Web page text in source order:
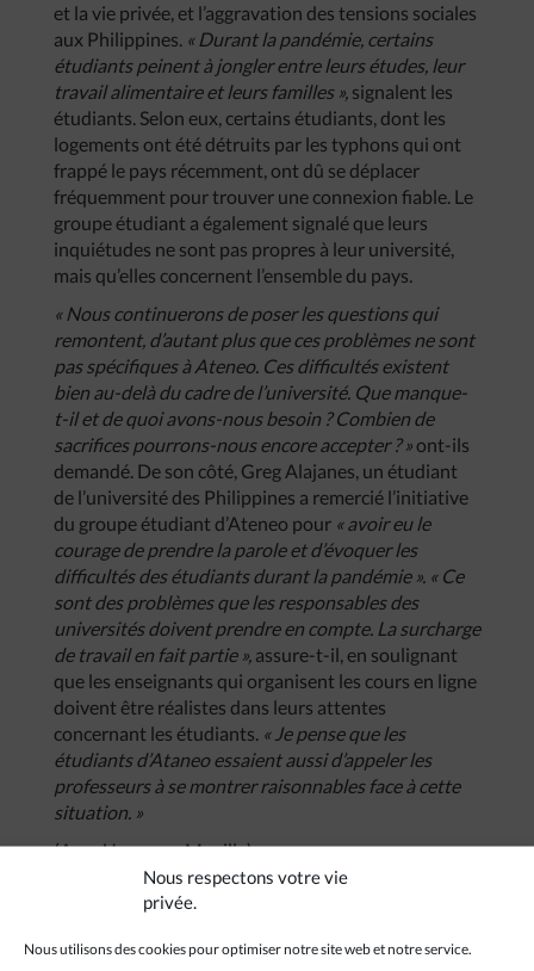
Nous respectons votre vie
privée.
Nous utilisons des cookies pour optimiser notre site web et notre service.
et la vie privée, et l’aggravation des tensions sociales
aux Philippines. « Durant la pandémie, certains
étudiants peinent à jongler entre leurs études, leur
travail alimentaire et leurs familles », signalent les
étudiants. Selon eux, certains étudiants, dont les
logements ont été détruits par les typhons qui ont
frappé le pays récemment, ont dû se déplacer
fréquemment pour trouver une connexion fiable. Le
groupe étudiant a également signalé que leurs
inquiétudes ne sont pas propres à leur université,
mais qu’elles concernent l’ensemble du pays.
« Nous continuerons de poser les questions qui
remontent, d’autant plus que ces problèmes ne sont
pas spécifiques à Ateneo. Ces difficultés existent
bien au-delà du cadre de l’université. Que manque-
t-il et de quoi avons-nous besoin ? Combien de
sacrifices pourrons-nous encore accepter ? »ont-ils
demandé. De son côté, Greg Alajanes, un étudiant
de l’université des Philippines a remercié l’initiative
du groupe étudiant d’Ateneo pour « avoir eu le
courage de prendre la parole et d’évoquer les
difficultés des étudiants durant la pandémie ». « Ce
sont des problèmes que les responsables des
universités doivent prendre en compte. La surcharge
de travail en fait partie », assure-t-il, en soulignant
que les enseignants qui organisent les cours en ligne
doivent être réalistes dans leurs attentes
concernant les étudiants. « Je pense que les
étudiants d’Ataneo essaient aussi d’appeler les
professeurs à se montrer raisonnables face à cette
situation. »
(Avec Ucanews, Manille)